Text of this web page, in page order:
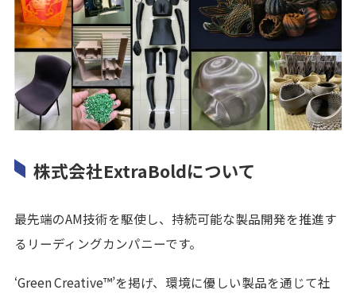
株式会社ExtraBoldについて
最先端のAM技術を駆使し、持続可能な製品開発を推進す
るリーディングカンパニーです。
‘Green Creative™’を掲げ、環境に優しい製品を通じて社